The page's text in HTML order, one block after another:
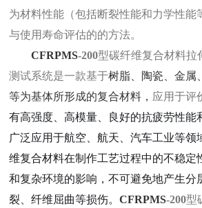
为材料性能（包括断裂性能和力学性能
与使用寿命评估的的方法。
CFRPMS-200型碳纤维复合材料拉
测试系统是一款基于树脂、陶瓷、金属
等为基体所形成的复合材料， 应用于评
有高强度、高模量、良好的抗疲劳性能
广泛应用于航空、航天、汽车工业等领
维复合材料在制作工艺过程中的不稳定
和复杂环境的影响，不可避免地产生分
裂、纤维屈曲等损伤。CFRPMS-200型